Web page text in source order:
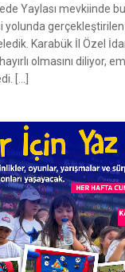
Yaylası mevkiinde
gerçekleştirilen
Karabük İl Özel
olmasını diliyor,
[...]